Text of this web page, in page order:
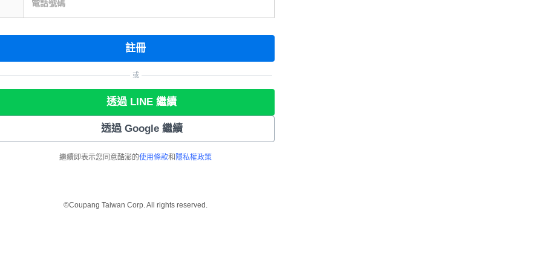
電話號碼
註冊
或
透過 LINE 繼續
透過 Google 繼續
繼續即表示您同意酷澎的使用條款和 隱私權政策
©Coupang Taiwan Corp. All rights reserved.